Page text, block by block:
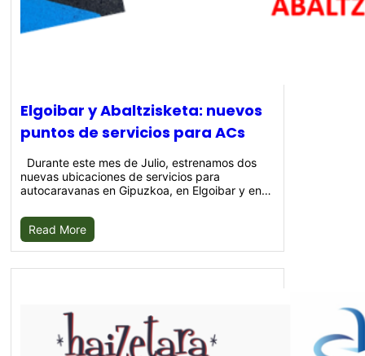
Elgoibar y Abaltzisketa: nuevos
puntos de servicios para ACs
Durante este mes de Julio, estrenamos dos
nuevas ubicaciones de servicios para
autocaravanas en Gipuzkoa, en Elgoibar y en…
Read More